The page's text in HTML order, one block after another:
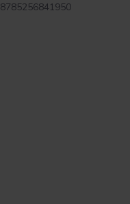
8785256841950